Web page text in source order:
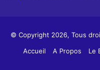
© Copyright 2026, Tous
Accueil
A Propos Le